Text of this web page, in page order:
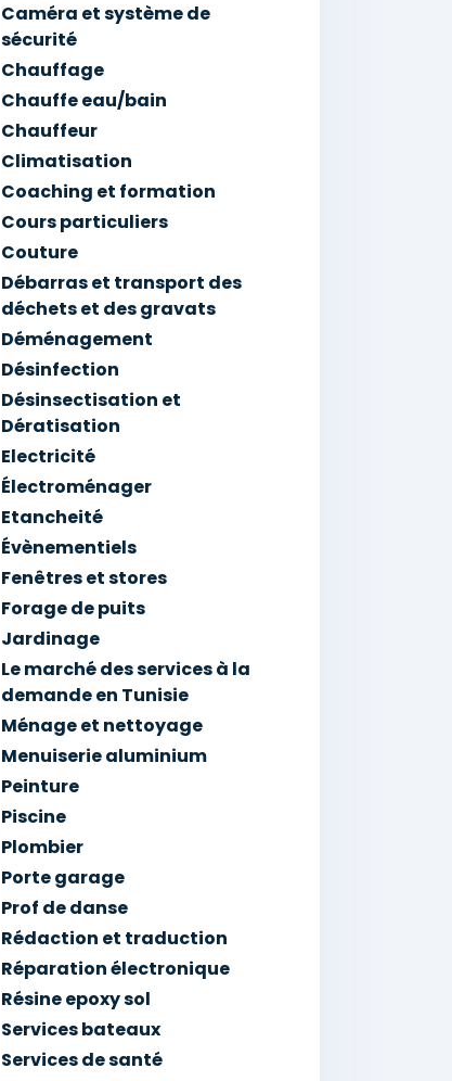
Caméra et système de
sécurité
Chauffage
Chauffe eau/bain
Chauffeur
Climatisation
Coaching et formation
Cours particuliers
Couture
Débarras et transport des
déchets et des gravats
Déménagement
Désinfection
Désinsectisation et
Dératisation
Electricité
Électroménager
Etancheité
Évènementiels
Fenêtres et stores
Forage de puits
Jardinage
Le marché des services à la
demande en Tunisie
Ménage et nettoyage
Menuiserie aluminium
Peinture
Piscine
Plombier
Porte garage
Prof de danse
Rédaction et traduction
Réparation électronique
Résine epoxy sol
Services bateaux
Services de santé